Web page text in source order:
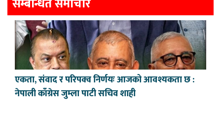
सम्बन्धित समाचार
एकता, संवाद र परिपक्व निर्णयः आजको आवश्यकता छ :
नेपाली काँग्रेस जुम्ला पाटी सचिव शाही